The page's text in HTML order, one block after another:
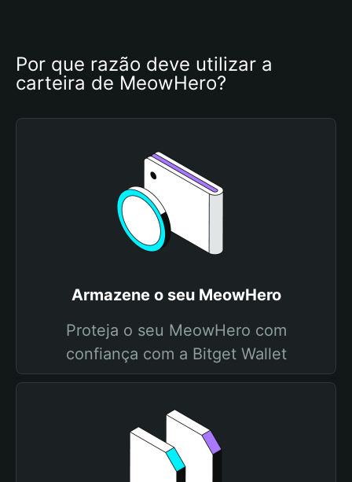
Por que razão deve utilizar a
carteira de MeowHero?
Armazene o seu MeowHero
Proteja o seu MeowHero com
confiança com a Bitget Wallet